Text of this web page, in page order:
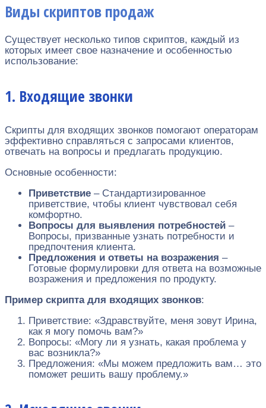
Виды скриптов продаж
Существует несколько типов скриптов, каждый из
которых имеет свое назначение и особенностью
использование:
1. Входящие звонки
Скрипты для входящих звонков помогают операторам
эффективно справляться с запросами клиентов,
отвечать на вопросы и предлагать продукцию.
Основные особенности:
Приветствие – Стандартизированное
приветствие, чтобы клиент чувствовал себя
комфортно.
Вопросы для выявления потребностей –
Вопросы, призванные узнать потребности и
предпочтения клиента.
Предложения и ответы на возражения –
Готовые формулировки для ответа на возможные
возражения и предложения по продукту.
Пример скрипта для входящих звонков:
Приветствие: «Здравствуйте, меня зовут Ирина,
как я могу помочь вам?»
Вопросы: «Могу ли я узнать, какая проблема у
вас возникла?»
Предложения: «Мы можем предложить вам… это
поможет решить вашу проблему.»